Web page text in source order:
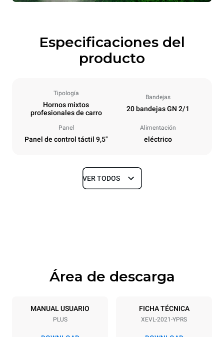
Especificaciones del
producto
Tipología
Hornos mixtos
profesionales de carro
Bandejas
20 bandejas GN 2/1
Panel
Panel de control táctil 9,5"
Alimentación
eléctrico
Tamaños
Especificaciones de la bandeja
20 GN 2/1
Distancia entre bandejas
VER TODOS
Área de descarga
MANUAL USUARIO
PLUS
FICHA TÉCNICA
XEVL-2021-YPRS